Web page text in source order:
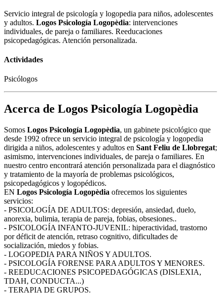
Servicio integral de psicología y logopedia para niños, adolescentes
y adultos. Logos Psicología Logopèdia: intervenciones
individuales, de pareja o familiares. Reeducaciones
psicopedagógicas. Atención personalizada.
Actividades
Psicólogos
Acerca de Logos Psicología Logopèdia
Somos Logos Psicología Logopèdia, un gabinete psicológico que
desde 1992 ofrece un servicio integral de psicología y logopedia
dirigida a niños, adolescentes y adultos en Sant Feliu de Llobregat;
asimismo, intervenciones individuales, de pareja o familiares. En
nuestro centro encontrará atención personalizada para el diagnóstico
y tratamiento de la mayoría de problemas psicológicos,
psicopedagógicos y logopédicos.
EN Logos Psicología Logopèdia ofrecemos los siguientes
servicios:
- PSICOLOGÍA DE ADULTOS: depresión, ansiedad, duelo,
anorexia, bulimia, terapia de pareja, fobias, obsesiones..
- PSICOLOGÍA INFANTO-JUVENIL: hiperactividad, trastorno
por déficit de atención, retraso cognitivo, dificultades de
socialización, miedos y fobias.
- LOGOPEDIA PARA NIÑOS Y ADULTOS.
- PSICOLOGÍA FORENSE PARA ADULTOS Y MENORES.
- REEDUCACIONES PSICOPEDAGÓGICAS (DISLEXIA,
TDAH, CONDUCTA...)
- TERAPIA DE GRUPOS.